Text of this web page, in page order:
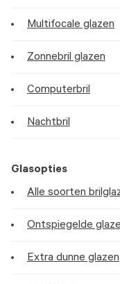
Multifocale glazen
Zonnebril glazen
Computerbril
Nachtbril
Glasopties
Alle soorten
Ontspiegelde
Extra dunne glazen